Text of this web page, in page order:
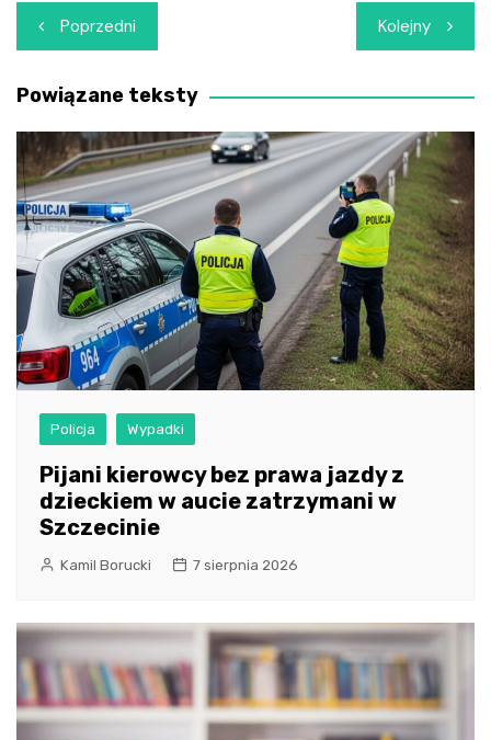
Nawigacja
wpisu
Poprzedni Kolejny
Powiązane teksty
Policja Wypadki
Pijani kierowcy bez prawa jazdy z
dzieckiem w aucie zatrzymani w
Szczecinie
Kamil Borucki 7 sierpnia 2026